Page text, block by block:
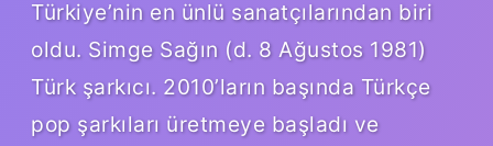
Türkiye’nin en ünlü sanatçılarından biri
oldu. Simge Sağın (d. 8 Ağustos 1981)
Türk şarkıcı. 2010’ların başında Türkçe
pop şarkıları üretmeye başladı ve